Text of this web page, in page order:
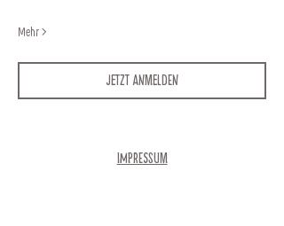
Mehr >
Jetzt anmelden
Impressum